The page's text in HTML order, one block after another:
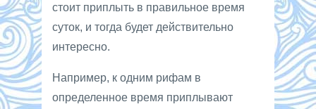
стоит приплыть в правильное время
суток, и тогда будет действительно
интересно.
Например, к одним рифам в
определенное время приплывают